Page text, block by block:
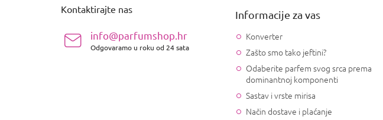
Kontaktirajte nas
info@parfumshop.hr
Odgovaramo u roku od 24 sata
Informacije za vas
Konverter
Zašto smo tako jeftini?
Odaberite parfem svog srca prema
dominantnoj komponenti
Sastav i vrste mirisa
Način dostave i plaćanje